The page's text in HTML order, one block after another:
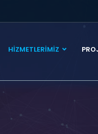
HİZMETLERİMİZ